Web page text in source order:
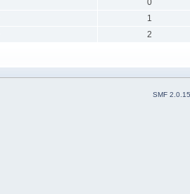
0
1
2
SMF 2.0.15